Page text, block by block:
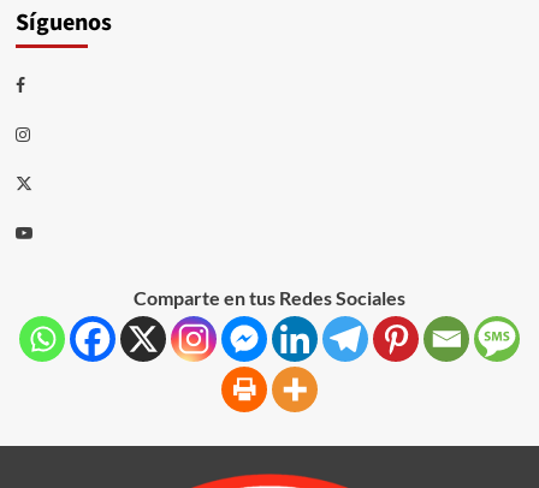
Síguenos
Comparte en tus Redes Sociales